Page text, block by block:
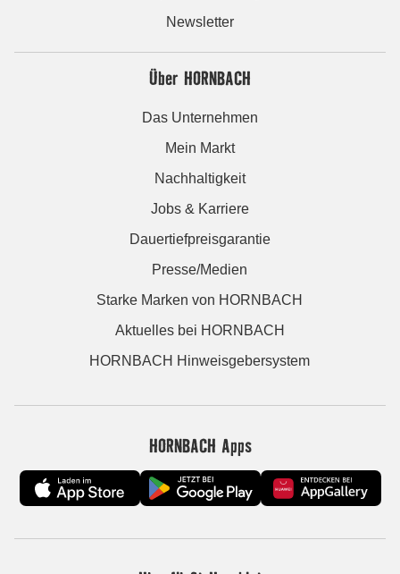
Newsletter
Über HORNBACH
Das Unternehmen
Mein Markt
Nachhaltigkeit
Jobs & Karriere
Dauertiefpreisgarantie
Presse/Medien
Starke Marken von HORNBACH
Aktuelles bei HORNBACH
HORNBACH Hinweisgebersystem
HORNBACH Apps